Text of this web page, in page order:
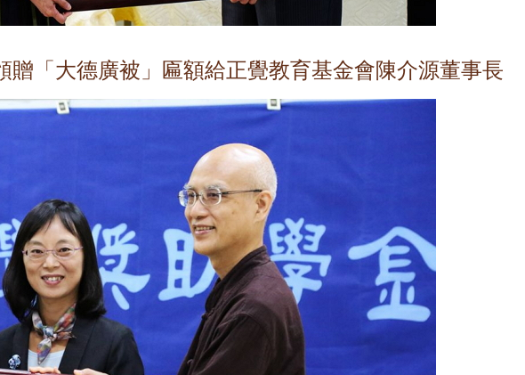
「大德廣被」匾額給正覺教育基金會陳介源董事長